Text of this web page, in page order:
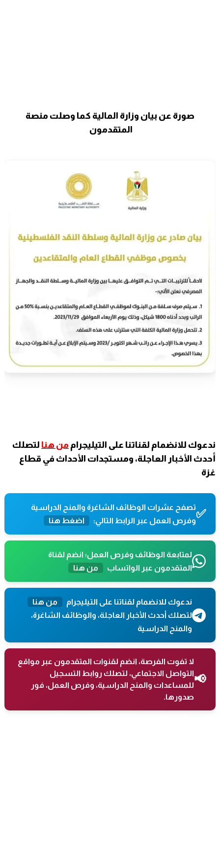
صورة عن بيان وزارة المالية كما وصلت منصة
المتقدمون
ندعوك للانضمام لقناتنا على التيليجرام من هنا لتصلك
أحدث الأخبار العاجلة، ومستجدات الأحداث في قطاع
غزة
✅تصفح عشرات الوظائف الشاغرة والمنح الدراسية
وفرص العمل عبر الرابط التالي:
اضغط هنا
لمتابعة الوظائف وفرص العمل؛ انضم لقناة
المتقدمون عبر الواتساب
من هنا
ندعوك للانضمام لقناتنا على التيليجرام
من هنا
لتصلك أحدث الأخبار العاجلة، والوظائف الشاغرة،
والمنح الدراسية
📢
لا تفوت الفرصة، انضم لقنوات المتقدمون عبر مواقع
التواصل الاجتماعي، لتصلك روابط التسجيل
للمساعدات والمنح الدراسية، وفرص العمل، فور
صدورها.